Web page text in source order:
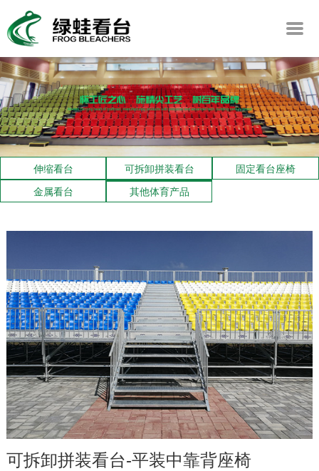
伸缩看台 可拆卸拼装看台
固定看台座椅
金属看台
其他体育产品
可拆卸拼装看台-平装中靠背座椅